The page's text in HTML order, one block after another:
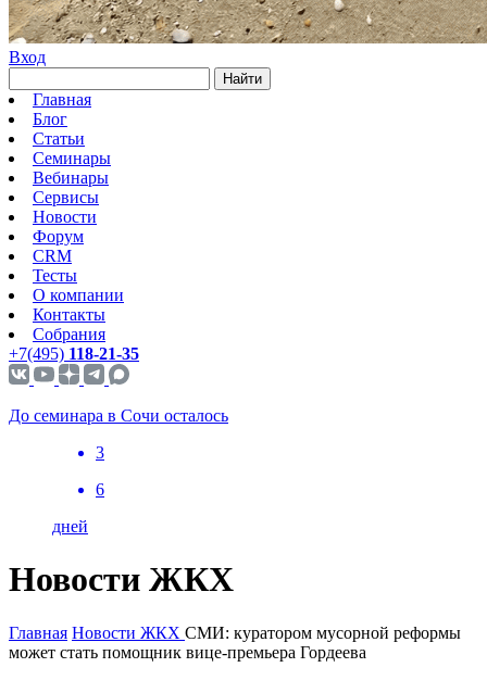
Вход
Найти
Главная
Блог
Статьи
Семинары
Вебинары
Сервисы
Новости
Форум
CRM
Тесты
О компании
Контакты
Собрания
+7(495) 118-21-35
До семинара в Сочи осталось
3
6
дней
Новости ЖКХ
Главная Новости ЖКХ СМИ: куратором мусорной реформы
может стать помощник вице-премьера Гордеева